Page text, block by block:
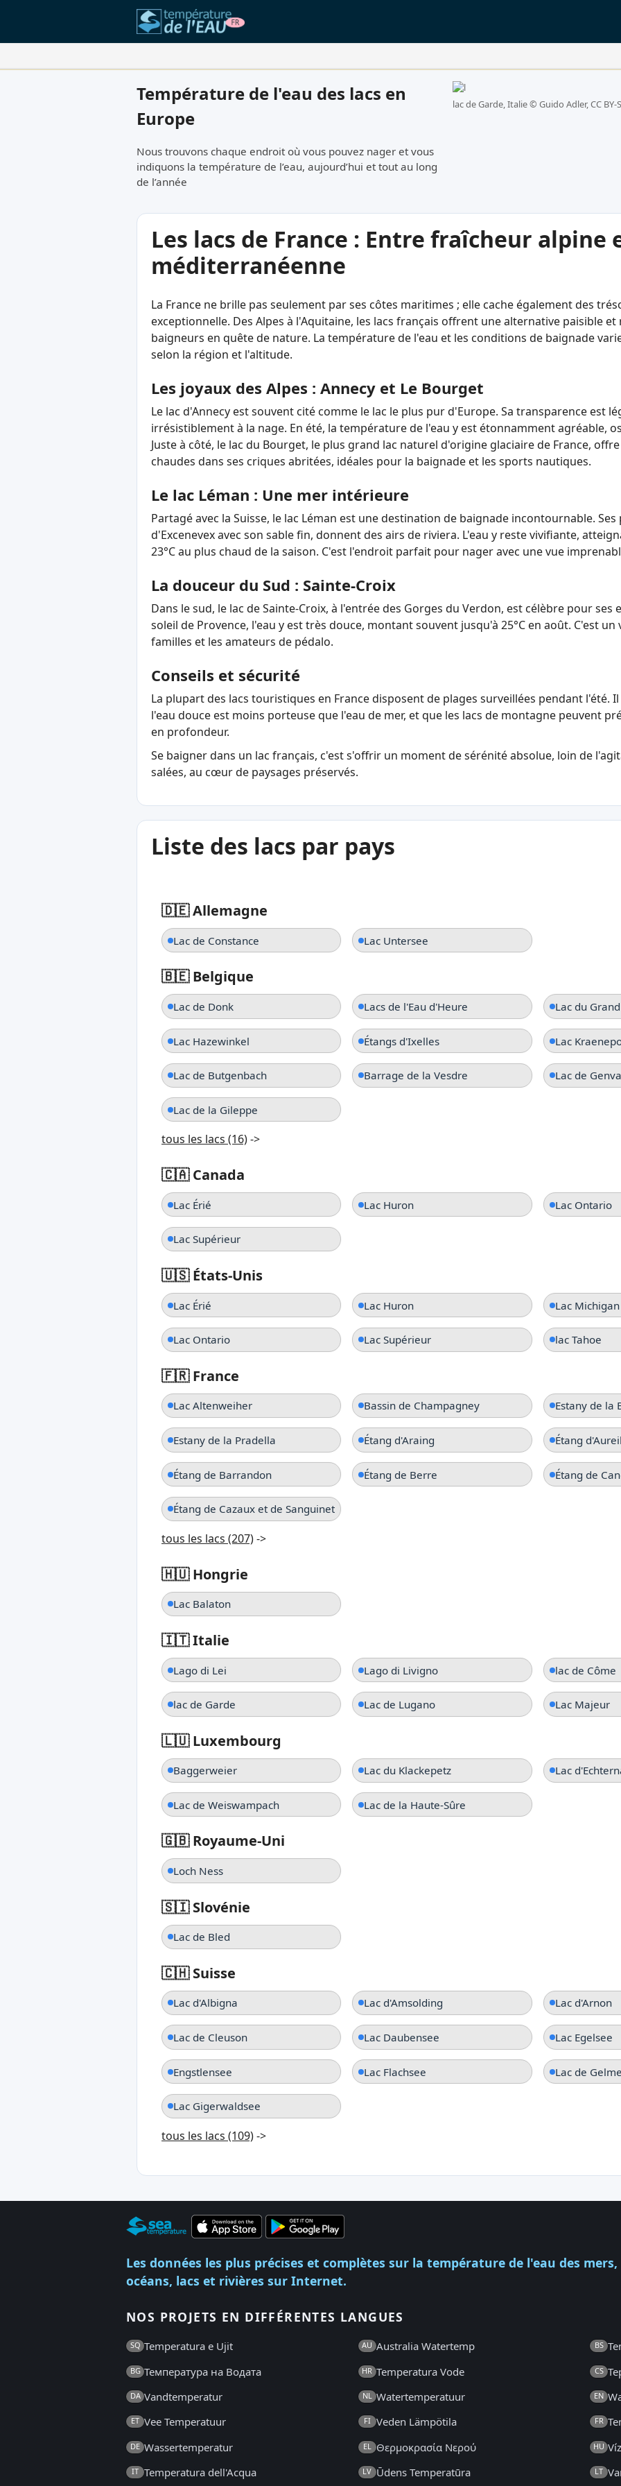
Vos Lieux Favoris:
Votre liste de favoris est vide.
Température de l'eau des lacs en
Europe
Nous trouvons chaque endroit où vous pouvez nager et vous
indiquons la température de l’eau, aujourd’hui et tout au long
de l’année
lac de Garde, Italie © Guido Adler, CC BY-
Les lacs de France : Entre fraîcheur alpine
méditerranéenne
La France ne brille pas seulement par ses côtes maritimes ; elle cache également des
exceptionnelle. Des Alpes à l'Aquitaine, les lacs français offrent une alternative paisible
baigneurs en quête de nature. La température de l'eau et les conditions de baignade
selon la région et l'altitude.
Les joyaux des Alpes : Annecy et Le Bourget
Le lac d'Annecy est souvent cité comme le lac le plus pur d'Europe. Sa transparence est
irrésistiblement à la nage. En été, la température de l'eau y est étonnamment agréable,
Juste à côté, le lac du Bourget, le plus grand lac naturel d'origine glaciaire de France,
chaudes dans ses criques abritées, idéales pour la baignade et les sports nautiques.
Le lac Léman : Une mer intérieure
Partagé avec la Suisse, le lac Léman est une destination de baignade incontournable.
d'Excenevex avec son sable fin, donnent des airs de riviera. L'eau y reste vivifiante,
23°C au plus chaud de la saison. C'est l'endroit parfait pour nager avec une vue
La douceur du Sud : Sainte-Croix
Dans le sud, le lac de Sainte-Croix, à l'entrée des Gorges du Verdon, est célèbre pour ses
soleil de Provence, l'eau y est très douce, montant souvent jusqu'à 25°C en août. C'est
familles et les amateurs de pédalo.
Conseils et sécurité
La plupart des lacs touristiques en France disposent de plages surveillées pendant l'été.
l'eau douce est moins porteuse que l'eau de mer, et que les lacs de montagne peuvent
en profondeur.
Se baigner dans un lac français, c'est s'offrir un moment de sérénité absolue, loin de
salées, au cœur de paysages préservés.
Liste des lacs par pays
🇩🇪 Allemagne
Lac de Constance Lac Untersee
🇧🇪 Belgique
Lac de Donk Lacs de l'Eau d'Heure Lac du
Lac Hazewinkel Étangs d'Ixelles Lac
Lac de Butgenbach Barrage de la Vesdre Lac de
Lac de la Gileppe
tous les lacs (16)->
🇨🇦 Canada
Lac Érié Lac Huron Lac Ontario
Lac Supérieur
🇺🇸 États-Unis
Lac Érié Lac Huron Lac Michigan
Lac Ontario Lac Supérieur lac Tahoe
🇫🇷 France
Lac Altenweiher Bassin de Champagney Estany de la
Estany de la Pradella Étang d'Araing Étang
Étang de Barrandon Étang de Berre Étang de
Étang de Cazaux et de Sanguinet
tous les lacs (207)->
🇭🇺 Hongrie
Lac Balaton
🇮🇹 Italie
Lago di Lei Lago di Livigno lac de Côme
lac de Garde Lac de Lugano Lac Majeur
🇱🇺 Luxembourg
Baggerweier Lac du Klackepetz Lac
Lac de Weiswampach Lac de la Haute-Sûre
🇬🇧 Royaume-Uni
Loch Ness
🇸🇮 Slovénie
Lac de Bled
🇨🇭 Suisse
Lac d'Albigna Lac d'Amsolding Lac d'Arnon
Lac de Cleuson Lac Daubensee Lac Egelsee
Engstlensee Lac Flachsee Lac de
Lac Gigerwaldsee
tous les lacs (109)->
Les données les plus précises et complètes sur la température de l'eau des mers,
océans, lacs et rivières sur Internet.
NOS PROJETS EN DIFFÉRENTES LANGUES
SQ Temperatura e Ujit AU Australia Watertemp BS
BG Температура на Водата HR Temperatura Vode CS
DA Vandtemperatur NL Watertemperatuur EN
ET Vee Temperatuur FI Veden Lämpötila FR
DE Wassertemperatur EL Θερμοκρασία Νερού HU
IT Temperatura dell'Acqua LV Ūdens Temperatūra LT